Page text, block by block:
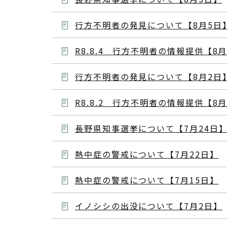
行方不明者の発見について【8月5日】
R8.8.4 行方不明者の情報提供【8月
行方不明者の発見について【8月2日】
R8.8.2 行方不明者の情報提供【8月
長野県知事選挙について【7月24日】
熱中症の警戒について【7月22日】
熱中症の警戒について【7月15日】
イノシシの出没について【7月2日】